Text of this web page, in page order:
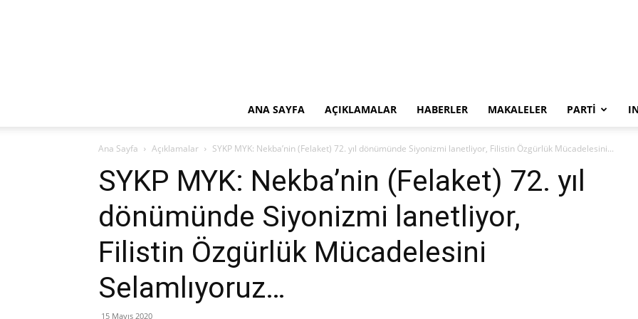
ANA SAYFA AÇIKLAMALAR HABERLER MAKALELER PARTI
Ana Sayfa Açıklamalar SYKP MYK: Nekba’nin (Felaket) 72. yıl dönümünde Siyonizmi lanetliyor, Filistin Özgürlük Mücadelesini...
SYKP MYK: Nekba’nin (Felaket) 72. yıl
dönümünde Siyonizmi lanetliyor,
Filistin Özgürlük Mücadelesini
Selamlıyoruz…
15 Mayıs 2020